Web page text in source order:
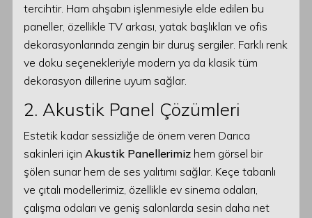
tercihtir. Ham ahşabın işlenmesiyle elde edilen bu
paneller, özellikle TV arkası, yatak başlıkları ve ofis
dekorasyonlarında zengin bir duruş sergiler. Farklı renk
ve doku seçenekleriyle modern ya da klasik tüm
dekorasyon dillerine uyum sağlar.
2. Akustik Panel Çözümleri
Estetik kadar sessizliğe de önem veren Darıca
sakinleri için Akustik Panellerimiz hem görsel bir
şölen sunar hem de ses yalıtımı sağlar. Keçe tabanlı
ve çıtalı modellerimiz, özellikle ev sinema odaları,
çalışma odaları ve geniş salonlarda sesin daha net